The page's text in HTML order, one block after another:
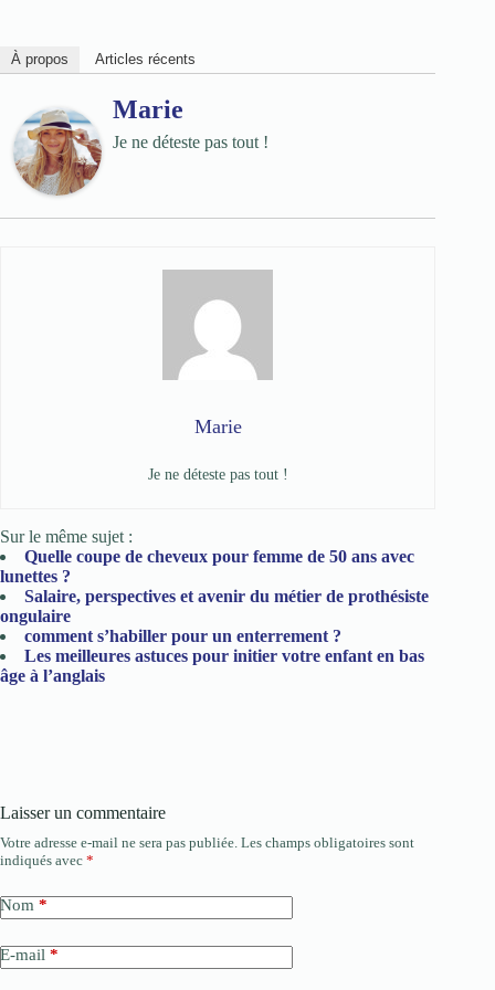
À propos Articles récents
Marie
Je ne déteste pas tout !
Marie
Je ne déteste pas tout !
Sur le même sujet :
Quelle coupe de cheveux pour femme de 50 ans avec
lunettes ?
Salaire, perspectives et avenir du métier de prothésiste
ongulaire
comment s’habiller pour un enterrement ?
Les meilleures astuces pour initier votre enfant en bas
âge à l’anglais
Laisser un commentaire
Votre adresse e-mail ne sera pas publiée. Les champs obligatoires sont
indiqués avec *
Nom *
E-mail *